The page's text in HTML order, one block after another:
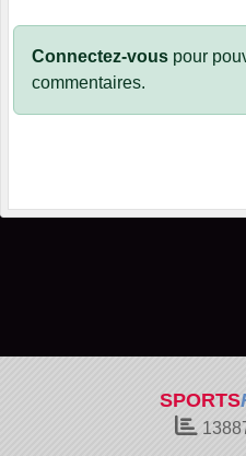
Connectez-vous pour
commentaires.
SPORTS